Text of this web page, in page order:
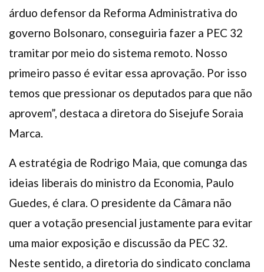
árduo defensor da Reforma Administrativa do
governo Bolsonaro, conseguiria fazer a PEC 32
tramitar por meio do sistema remoto. Nosso
primeiro passo é evitar essa aprovação. Por isso
temos que pressionar os deputados para que não
aprovem”, destaca a diretora do Sisejufe Soraia
Marca.
A estratégia de Rodrigo Maia, que comunga das
ideias liberais do ministro da Economia, Paulo
Guedes, é clara. O presidente da Câmara não
quer a votação presencial justamente para evitar
uma maior exposição e discussão da PEC 32.
Neste sentido, a diretoria do sindicato conclama